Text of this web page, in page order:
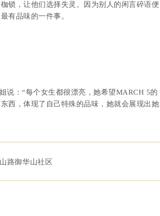
锁，让他们选择失灵。因为别人的闲言碎语便
有品味的一件事。
说：“每个女生都很漂亮，她希望MARCH 5的
西，体现了自己特殊的品味，她就会展现出她
路御华山社区